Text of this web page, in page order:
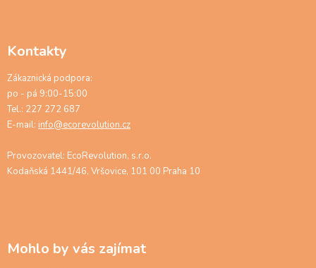
Kontakty
Zákaznická podpora:
po - pá 9:00-15:00
Tel.: 227 272 687
E-mail: info@ecorevolution.cz
Provozovatel: EcoRevolution, s.r.o.
Kodaňská 1441/46, Vršovice, 101 00 Praha 10
Mohlo by vás zajímat